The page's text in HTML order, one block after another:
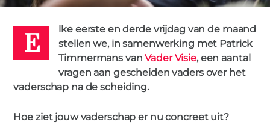
PATRICK 17 MEI 2019
MAN
E
lke eerste en derde vrijdag van de maand
stellen we, in samenwerking met Patrick
Timmermans vanVader Visie, een aantal
vragen aan gescheiden vaders over het
vaderschap na de scheiding.
Hoe ziet jouw vaderschap er nu concreet uit?